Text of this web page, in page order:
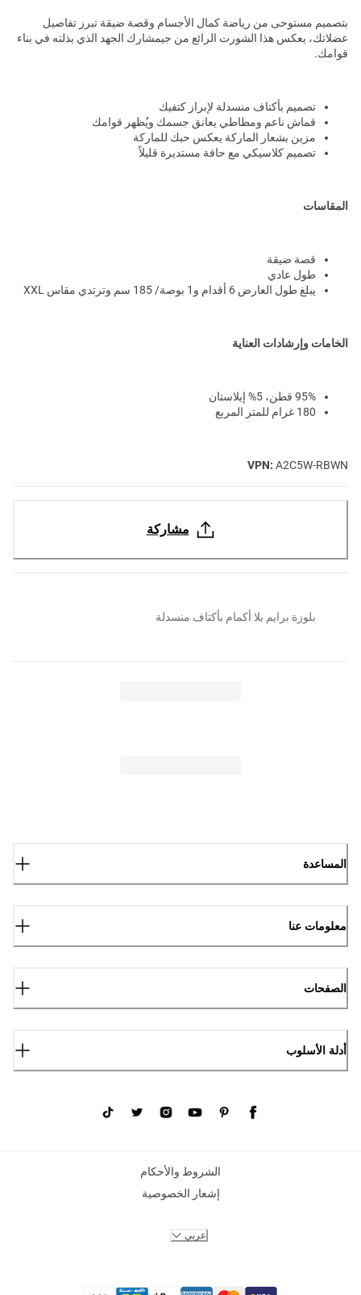
بتصميم مستوحى من رياضة كمال الأجسام وقصة ضيقة تبرز تفاصيل
عضلاتك، يعكس هذا الشورت الرائع من جيمشارك الجهد الذي بذلته في بناء
قوامك.
تصميم بأكتاف منسدلة لإبراز كتفيك
قماش ناعم ومطاطي يعانق جسمك ويُظهر قوامك
مزين بشعار الماركة يعكس حبك للماركة
تصميم كلاسيكي مع حافة مستديرة قليلاً
المقاسات
قصة ضيقة
طول عادي
يبلغ طول العارض 6 أقدام و1 بوصة/ 185 سم وترتدي مقاس XXL
الخامات وإرشادات العناية
95% قطن، 5% إيلاستان
180 غرام للمتر المربع
VPN: A2C5W-RBWN
مشاركة
بلوزة برايم بلا أكمام بأكتاف منسدلة
المساعدة
معلومات عنا
الصفحات
أدلة الأسلوب
الشروط والأحكام
إشعار الخصوصية
عربي